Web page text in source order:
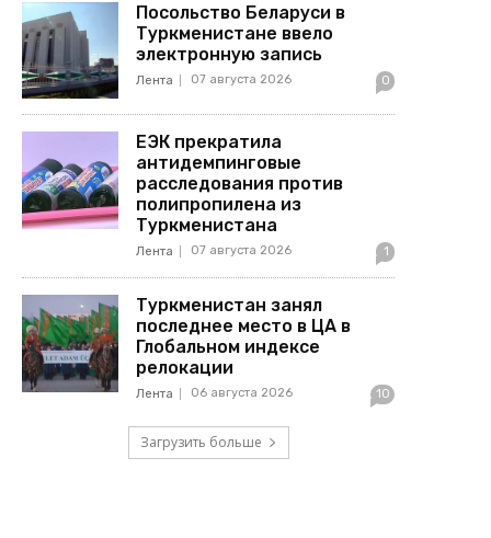
Посольство Беларуси в
Туркменистане ввело
электронную запись
Лента 07 августа 2026 0
ЕЭК прекратила
антидемпинговые
расследования против
полипропилена из
Туркменистана
Лента 07 августа 2026 1
Туркменистан занял
последнее место в ЦА в
Глобальном индексе
релокации
Лента 06 августа 2026 10
Загрузить больше